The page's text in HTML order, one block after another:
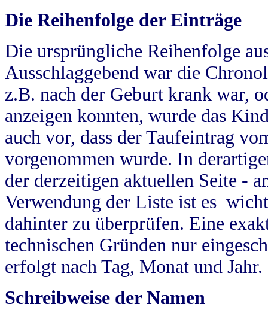
Die Reihenfolge der Einträge
Die ursprüngliche Reihenfolge
Ausschlaggebend war die
z.B. nach der Geburt krank war,
anzeigen konnten, wurde das
auch vor, dass der Taufeintrag
vorgenommen wurde. In
der derzeitigen aktuellen Seite -
Verwendung der Liste ist es
dahinter zu überprüfen. Eine
technischen Gründen nur
erfolgt nach Tag, Monat und Jahr.
Schreibweise der Namen